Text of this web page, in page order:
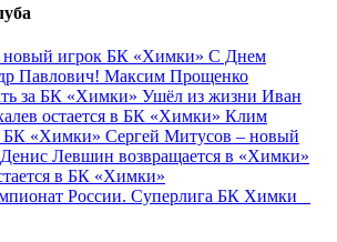
новый игрок БК «Химки» С Днем
Павлович! Максим Прощенко
за БК «Химки» Ушёл из жизни Иван
остается в БК «Химки» Клим
БК «Химки» Сергей Митусов – новый
Денис Левшин возвращается в «Химки»
в БК «Химки»
России. Суперлига БК Химки